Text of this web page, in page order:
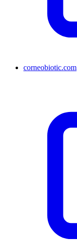
corneobiotic.com